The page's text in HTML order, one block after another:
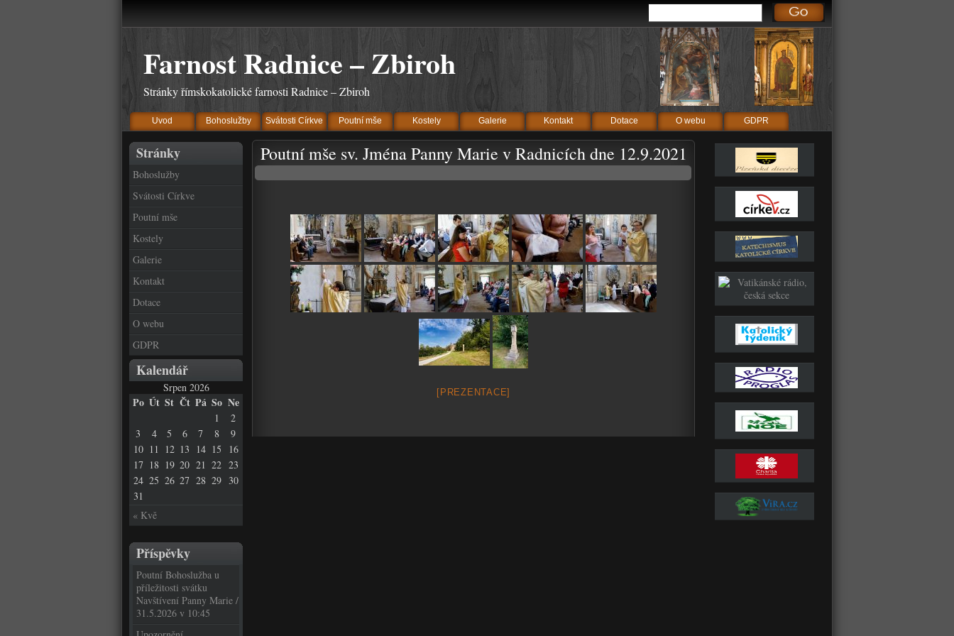
Farnost Radnice – Zbiroh
Stránky římskokatolické farnosti Radnice – Zbiroh
Uvod Bohoslužby Svátosti Církve Poutní mše Kostely Galerie Kontakt Dotace O webu GDPR
Stránky
Bohoslužby
Svátosti Církve
Poutní mše
Kostely
Galerie
Kontakt
Dotace
O webu
GDPR
Kalendář
Srpen 2026
Po Út St Čt Pá So Ne
1
2
3
4 5 6 7 8
9
10 11 12 13 14 15
16
17 18 19 20 21 22 23
24 25 26 27 28 29 30
31
« Kvě
Příspěvky
Poutní Bohoslužba u
příležitosti svátku
Navštívení Panny Marie /
31.5.2026 v 10:45
Poutní mše sv. Jména Panny Marie v Radnicích dne 12.9.2021
[PREZENTACE]